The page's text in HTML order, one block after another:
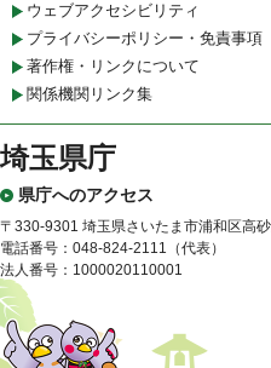
ウェブアクセシビリティ
プライバシーポリシー・免責事項
著作権・リンクについて
関係機関リンク集
埼玉県庁
県庁へのアクセス
〒330-9301 埼玉県さいたま市浦和区高
電話番号：048-824-2111（代表）
法人番号：1000020110001